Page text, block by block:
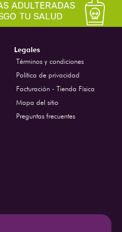
Legales
Términos y condiciones
Política de privacidad
Facturación - Tienda Física
Mapa del sitio
Preguntas frecuentes